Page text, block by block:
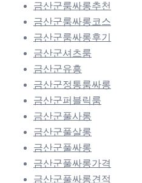
금산군룸싸롱추천
금산군룸싸롱코스
금산군룸싸롱후기
금산군셔츠룸
금산군유흥
금산군정통룸싸롱
금산군퍼블릭룸
금산군풀사롱
금산군풀살롱
금산군풀싸롱
금산군풀싸롱가격
금산군풀싸롱견적